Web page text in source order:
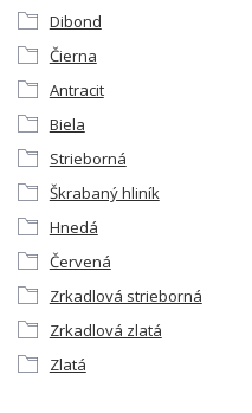
Dibond
Čierna
Antracit
Biela
Strieborná
Škrabaný hliník
Hnedá
Červená
Zrkadlová strieborná
Zrkadlová zlatá
Zlatá